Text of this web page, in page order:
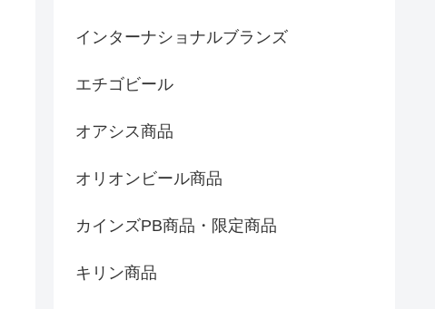
インターナショナルブランズ
エチゴビール
オアシス商品
オリオンビール商品
カインズPB商品・限定商品
キリン商品